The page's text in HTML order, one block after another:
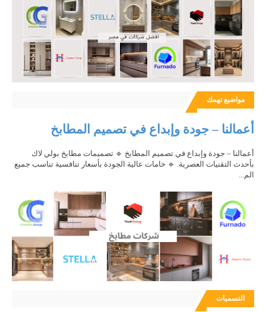
مواضيع تهمك
أعمالنا – جودة وإبداع في تصميم المطابخ
أعمالنا – جودة وإبداع في تصميم المطابخ 🔹 تصميمات مطابخ بولي لاك
بأحدث التقنيات العصرية. 🔹 خامات عالية الجودة بأسعار تنافسية تناسب جميع
الم...
التسميات